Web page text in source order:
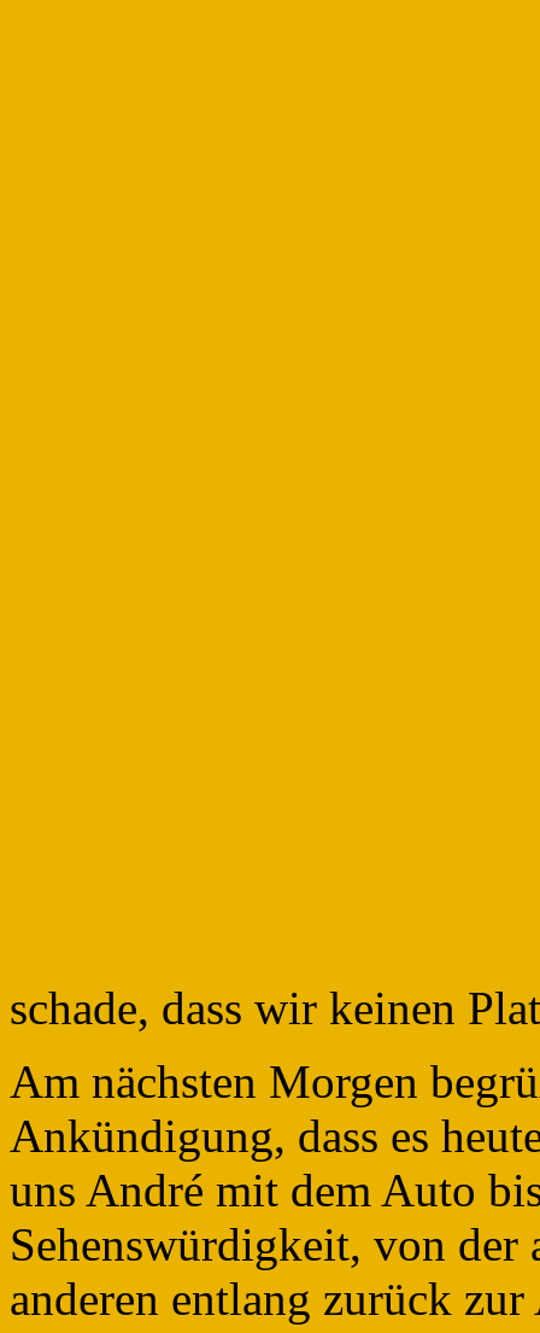
schade, dass wir keinen
Am nächsten Morgen
Ankündigung, dass es
uns André mit dem Auto
Sehenswürdigkeit, von der
anderen entlang zurück